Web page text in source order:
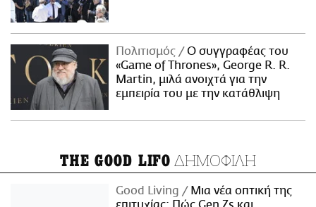
Πολιτισμός
Ο συγγραφέας του
«Game of Thrones», George R. R.
Martin, μιλά ανοιχτά για την
εμπειρία του με την κατάθλιψη
THE GOOD LIFO ΔΗΜΟΦΙΛΗ
Good Living
Μια νέα οπτική της